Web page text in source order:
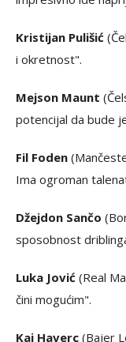
Kristijan Pulišić
i okretnost".
Mejson Maunt
potencijal da bude
Fil Foden
Ima ogroman
Džejdon Sančo
sposobnost
Luka Jović (Real
čini mogućim".
Kaj Haverc (Bajer